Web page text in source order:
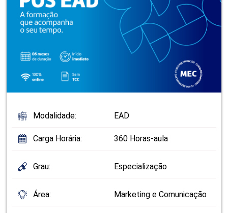
Modalidade: EAD
Carga Horária: 360 Horas-aula
Grau: Especialização
Área: Marketing e Comunicação